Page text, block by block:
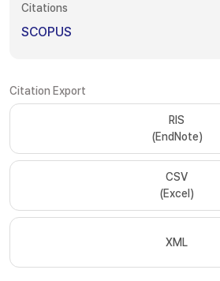
Citations
SCOPUS
Citation Export
RIS
(EndNote)
CSV
(Excel)
XML